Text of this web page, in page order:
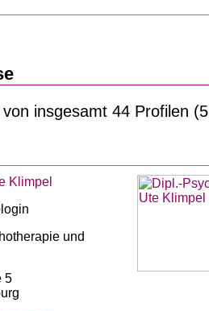
insgesamt 44 Profilen
Klimpel
und
5